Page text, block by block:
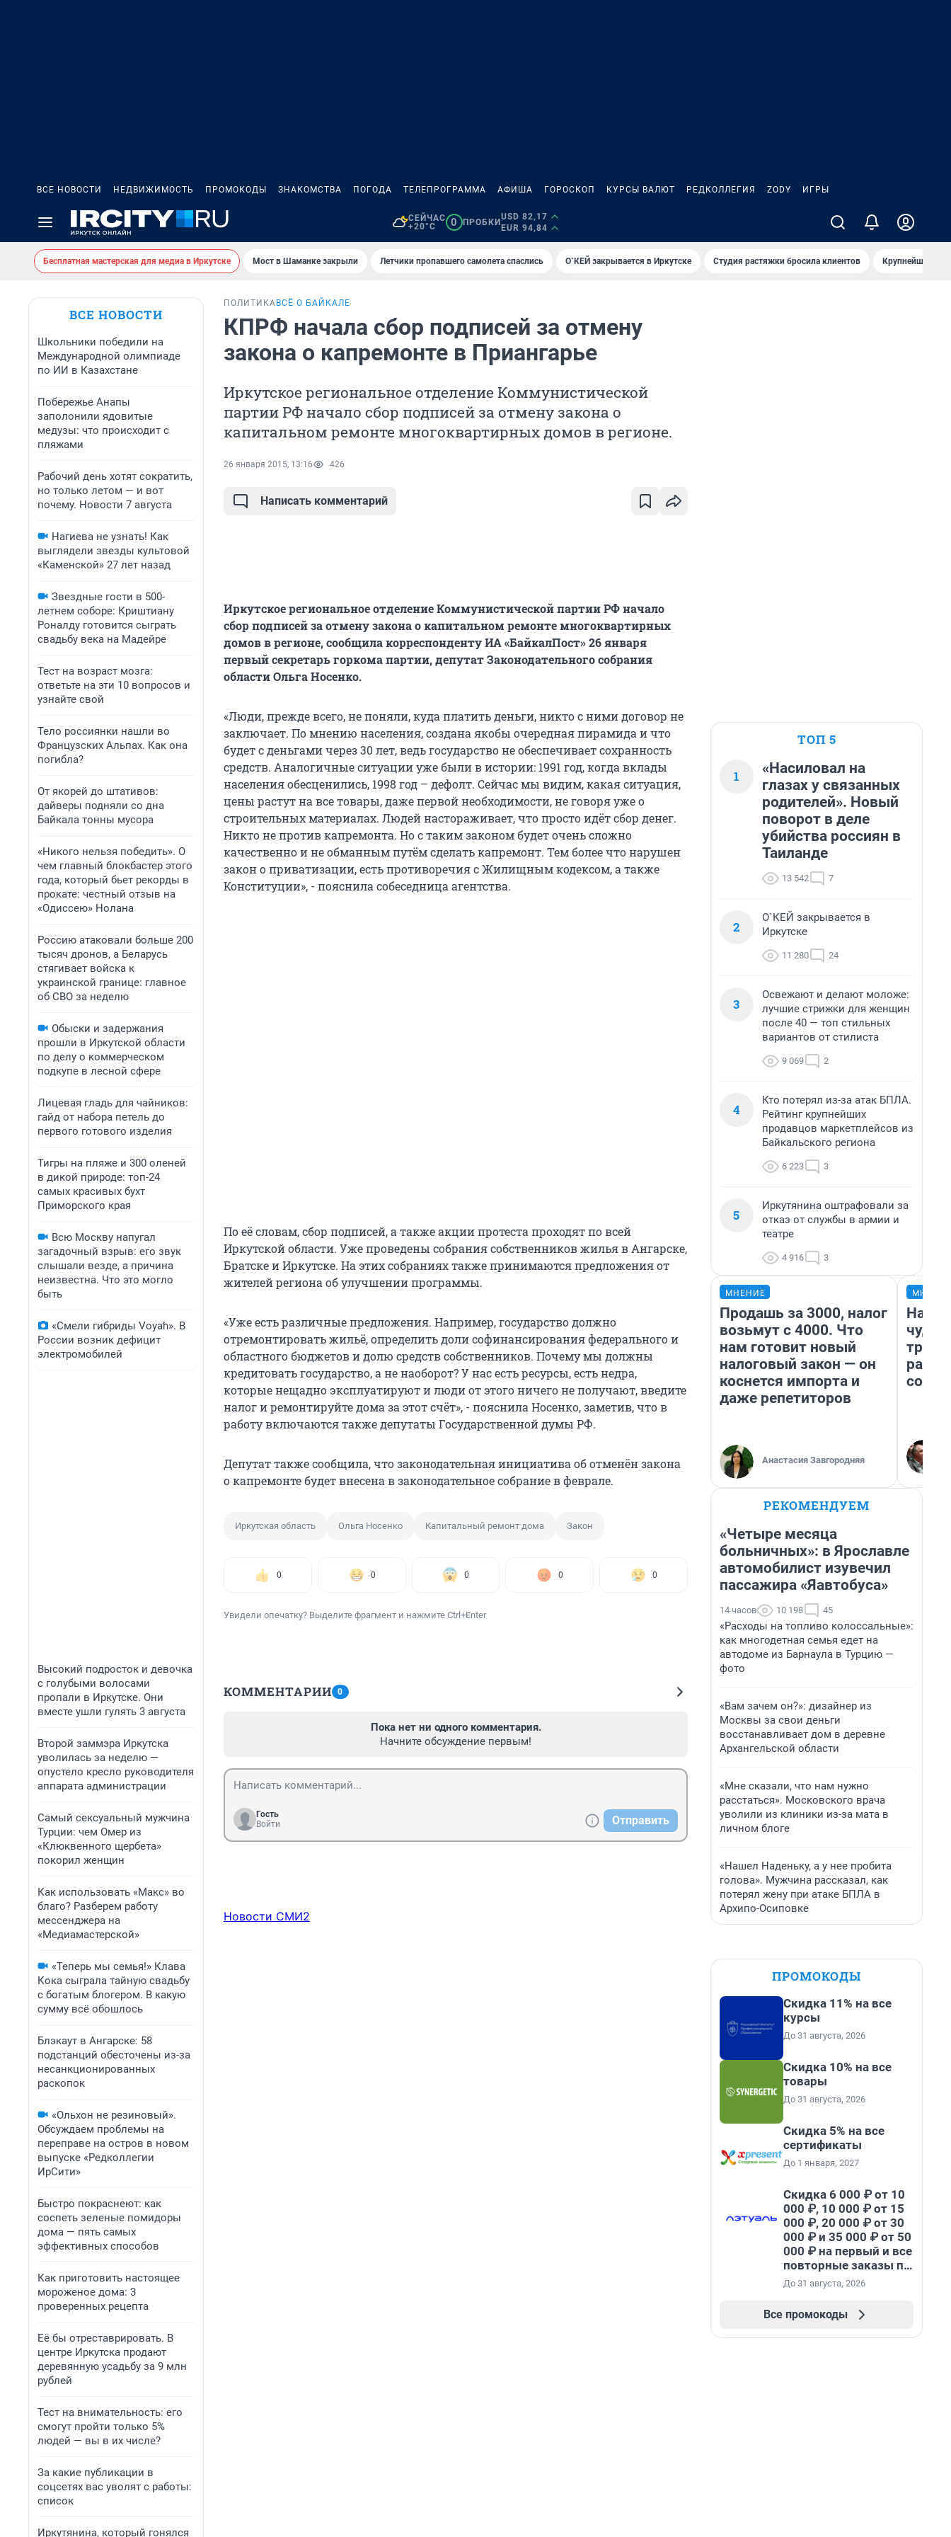
ВСЕ НОВОСТИ НЕДВИЖИМОСТЬ ПРОМОКОДЫ ЗНАКОМСТВА ПОГОДА ТЕЛЕПРОГРАММА АФИША ГОРОСКОП КУРСЫ ВАЛЮТ РЕДКОЛЛЕГИЯ ZODY ИГРЫ
СЕЙЧАС
+20°C
0 ПРОБКИ
USD 82,17
EUR 94,84
Бесплатная мастерская для медиа в Иркутске Мост в Шаманке закрыли Летчики пропавшего самолета спаслись О`КЕЙ закрывается в Иркутске Студия растяжки бросила клиентов Крупнейшие
ВСЕ НОВОСТИ
Школьники победили на
Международной олимпиаде
по ИИ в Казахстане
Побережье Анапы
заполонили ядовитые
медузы: что происходит с
пляжами
Рабочий день хотят сократить,
но только летом — и вот
почему. Новости 7 августа
Нагиева не узнать! Как
выглядели звезды культовой
«Каменской» 27 лет назад
Звездные гости в 500-
летнем соборе: Криштиану
Роналду готовится сыграть
свадьбу века на Мадейре
Тест на возраст мозга:
ответьте на эти 10 вопросов и
узнайте свой
Тело россиянки нашли во
Французских Альпах. Как она
погибла?
От якорей до штативов:
дайверы подняли со дна
Байкала тонны мусора
«Никого нельзя победить». О
чем главный блокбастер этого
года, который бьет рекорды в
прокате: честный отзыв на
«Одиссею» Нолана
Россию атаковали больше 200
тысяч дронов, а Беларусь
стягивает войска к
украинской границе: главное
об СВО за неделю
Обыски и задержания
прошли в Иркутской области
по делу о коммерческом
подкупе в лесной сфере
Лицевая гладь для чайников:
гайд от набора петель до
первого готового изделия
Тигры на пляже и 300 оленей
в дикой природе: топ-24
самых красивых бухт
Приморского края
Всю Москву напугал
загадочный взрыв: его звук
слышали везде, а причина
неизвестна. Что это могло
быть
«Смели гибриды Voyah». В
России возник дефицит
электромобилей
Высокий подросток и девочка
с голубыми волосами
пропали в Иркутске. Они
вместе ушли гулять 3 августа
Второй заммэра Иркутска
уволилась за неделю —
опустело кресло руководителя
аппарата администрации
Самый сексуальный мужчина
Турции: чем Омер из
«Клюквенного щербета»
покорил женщин
Как использовать «Макс» во
благо? Разберем работу
мессенджера на
«Медиамастерской»
«Теперь мы семья!» Клава
Кока сыграла тайную свадьбу
с богатым блогером. В какую
сумму всё обошлось
Блэкаут в Ангарске: 58
подстанций обесточены из-за
несанкционированных
раскопок
«Ольхон не резиновый».
Обсуждаем проблемы на
переправе на остров в новом
выпуске «Редколлегии
ИрСити»
Быстро покраснеют: как
соспеть зеленые помидоры
дома — пять самых
эффективных способов
Как приготовить настоящее
мороженое дома: 3
проверенных рецепта
Её бы отреставрировать. В
центре Иркутска продают
деревянную усадьбу за 9 млн
рублей
Тест на внимательность: его
смогут пройти только 5%
людей — вы в их числе?
За какие публикации в
соцсетях вас уволят с работы:
список
Иркутянина, который гонялся
ПОЛИТИКА ВСЁ О БАЙКАЛЕ
КПРФ начала сбор подписей за отмену
закона о капремонте в Приангарье
Иркутское региональное отделение Коммунистической
партии РФ начало сбор подписей за отмену закона о
капитальном ремонте многоквартирных домов в регионе.
26 января 2015, 13:16 426
Написать комментарий
Иркутское региональное отделение Коммунистической партии РФ начало
сбор подписей за отмену закона о капитальном ремонте многоквартирных
домов в регионе, сообщила корреспонденту ИА «БайкалПост» 26 января
первый секретарь горкома партии, депутат Законодательного собрания
области Ольга Носенко.
«Люди, прежде всего, не поняли, куда платить деньги, никто с ними договор не
заключает. По мнению населения, создана якобы очередная пирамида и что
будет с деньгами через 30 лет, ведь государство не обеспечивает сохранность
средств. Аналогичные ситуации уже были в истории: 1991 год, когда вклады
населения обесценились, 1998 год – дефолт. Сейчас мы видим, какая ситуация,
цены растут на все товары, даже первой необходимости, не говоря уже о
строительных материалах. Людей настораживает, что просто идёт сбор денег.
Никто не против капремонта. Но с таким законом будет очень сложно
качественно и не обманным путём сделать капремонт. Тем более что нарушен
закон о приватизации, есть противоречия с Жилищным кодексом, а также
Конституции», - пояснила собеседница агентства.
По её словам, сбор подписей, а также акции протеста проходят по всей
Иркутской области. Уже проведены собрания собственников жилья в Ангарске,
Братске и Иркутске. На этих собраниях также принимаются предложения от
жителей региона об улучшении программы.
«Уже есть различные предложения. Например, государство должно
отремонтировать жильё, определить доли софинансирования федерального и
областного бюджетов и долю средств собственников. Почему мы должны
кредитовать государство, а не наоборот? У нас есть ресурсы, есть недра,
которые нещадно эксплуатируют и люди от этого ничего не получают, введите
налог и ремонтируйте дома за этот счёт», - пояснила Носенко, заметив, что в
работу включаются также депутаты Государственной думы РФ.
Депутат также сообщила, что законодательная инициатива об отменён закона
о капремонте будет внесена в законодательное собрание в феврале.
Иркутская область Ольга Носенко Капитальный ремонт дома Закон
0 0 0 0 0
Увидели опечатку? Выделите фрагмент и нажмите Ctrl+Enter
КОММЕНТАРИИ 0
Пока нет ни одного комментария.
Начните обсуждение первым!
Гость
Войти
Отправить
Новости СМИ2
ТОП 5
1
«Насиловал на
глазах у связанных
родителей». Новый
поворот в деле
убийства россиян в
Таиланде
13 542 7
2
О`КЕЙ закрывается в
Иркутске
11 280 24
3
Освежают и делают моложе:
лучшие стрижки для женщин
после 40 — топ стильных
вариантов от стилиста
9 069 2
4
Кто потерял из-за атак БПЛА.
Рейтинг крупнейших
продавцов маркетплейсов из
Байкальского региона
6 223 3
5
Иркутянина оштрафовали за
отказ от службы в армии и
театре
4 916 3
МНЕНИЕ
Продашь за 3000, налог
возьмут с 4000. Что
нам готовит новый
налоговый закон — он
коснется импорта и
даже репетиторов
Анастасия Завгородняя
РЕКОМЕНДУЕМ
«Четыре месяца
больничных»: в Ярославле
автомобилист изувечил
пассажира «Яавтобуса»
14 часов 10 198 45
«Расходы на топливо колоссальные»:
как многодетная семья едет на
автодоме из Барнаула в Турцию —
фото
«Вам зачем он?»: дизайнер из
Москвы за свои деньги
восстанавливает дом в деревне
Архангельской области
«Мне сказали, что нам нужно
расстаться». Московского врача
уволили из клиники из-за мата в
личном блоге
«Нашел Наденьку, а у нее пробита
голова». Мужчина рассказал, как
потерял жену при атаке БПЛА в
Архипо-Осиповке
ПРОМОКОДЫ
Скидка 11% на все
курсы
До 31 августа, 2026
Скидка 10% на все
товары
До 31 августа, 2026
Скидка 5% на все
сертификаты
До 1 января, 2027
Скидка 6 000 ₽ от 10
000 ₽, 10 000 ₽ от 15
000 ₽, 20 000 ₽ от 30
000 ₽ и 35 000 ₽ от 50
000 ₽ на первый и все
повторные заказы по
промокоду НАБЕРИ
До 31 августа, 2026
Все промокоды